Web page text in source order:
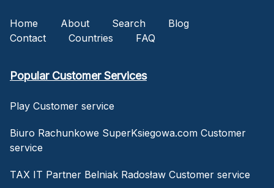
Home About Search
Blog
Contact
Countries FAQ
Popular Customer Services
Play Customer service
Biuro Rachunkowe SuperKsiegowa.com Customer
service
TAX IT Partner Belniak Radosław Customer service